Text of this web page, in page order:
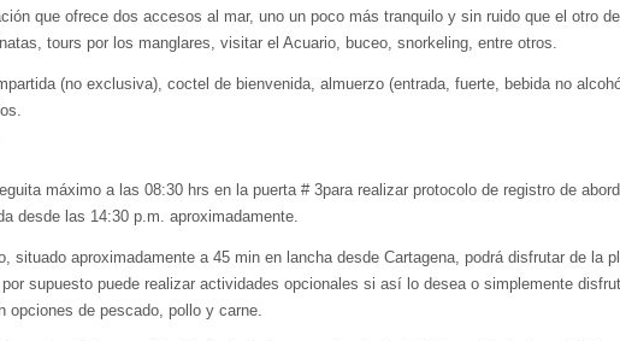
que ofrece dos accesos al mar, uno un poco más tranquilo y sin ruido que el otro
tours por los manglares, visitar el Acuario, buceo, snorkeling, entre otros.
(no exclusiva), coctel de bienvenida, almuerzo (entrada, fuerte, bebida no
máximo a las 08:30 hrs en la puerta # 3para realizar protocolo de registro de
desde las 14:30 p.m. aproximadamente.
situado aproximadamente a 45 min en lancha desde Cartagena, podrá disfrutar de
supuesto puede realizar actividades opcionales si así lo desea o simplemente
opciones de pescado, pollo y carne.